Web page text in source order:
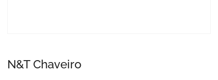
N&T Chaveiro